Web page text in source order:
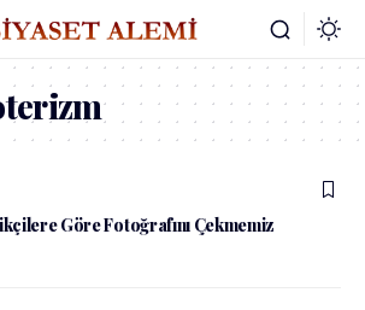
Göre Fotoğrafını Çekmemiz